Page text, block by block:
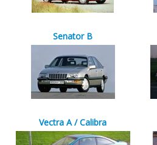
Senator B
Vectra A / Calibra